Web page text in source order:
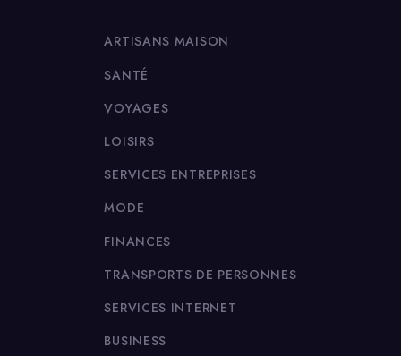
ARTISANS MAISON
SANTÉ
VOYAGES
LOISIRS
SERVICES ENTREPRISES
MODE
FINANCES
TRANSPORTS DE PERSONNES
SERVICES INTERNET
BUSINESS